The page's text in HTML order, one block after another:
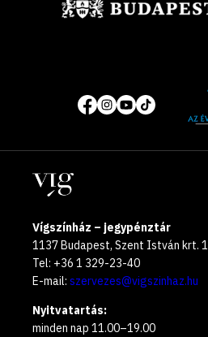
Közösségi
média
oldalak
of
year
Helyszínek
Vígszínház – jegypénztár
1137 Budapest, Szent István krt.
Tel: +36 1 329-23-40
E-mail: szervezes@vigszinhaz.hu
Nyitvatartás:
minden nap 11.00–19.00